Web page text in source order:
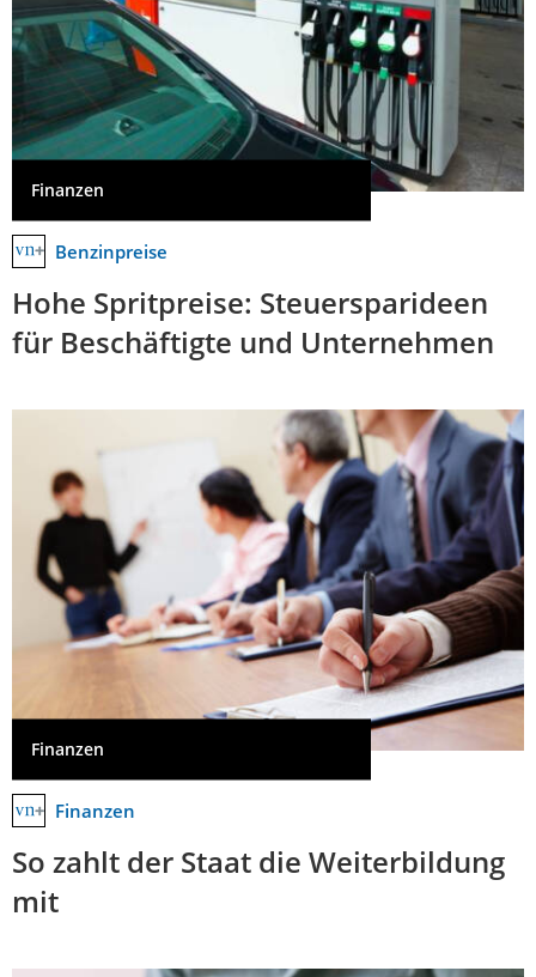
Finanzen
Benzinpreise
Hohe Spritpreise: Steuersparideen
für Beschäftigte und Unternehmen
Finanzen
Finanzen
So zahlt der Staat die Weiterbildung
mit